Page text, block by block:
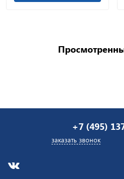
+7 (495)
заказать звонок